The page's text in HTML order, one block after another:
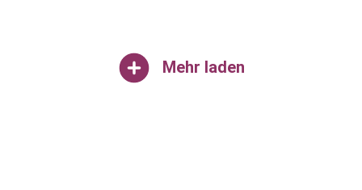
Mehr laden